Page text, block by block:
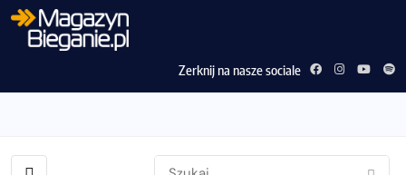
Zerknij na nasze sociale